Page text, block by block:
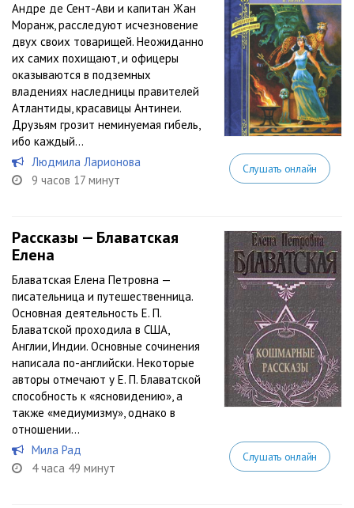
Андре де Сент-Ави и капитан Жан
Моранж, расследуют исчезновение
двух своих товарищей. Неожиданно
их самих похищают, и офицеры
оказываются в подземных
владениях наследницы правителей
Атлантиды, красавицы Антинеи.
Друзьям грозит неминуемая гибель,
ибо каждый...
Людмила Ларионова
9 часов 17 минут
Слушать онлайн
Рассказы — Блаватская
Елена
Блаватская Елена Петровна —
писательница и путешественница.
Основная деятельность Е. П.
Блаватской проходила в США,
Англии, Индии. Основные сочинения
написала по-английски. Некоторые
авторы отмечают у Е. П. Блаватской
способность к «ясновидению», а
также «медиумизму», однако в
отношении...
Мила Рад
4 часа 49 минут
Слушать онлайн